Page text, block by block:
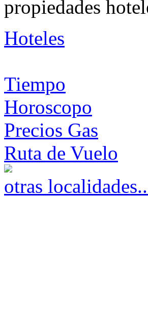
propiedades
Hoteles
Tiempo
Horoscopo
Precios Gas
Ruta de Vuelo
otras